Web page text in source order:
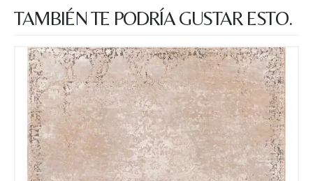
TAMBIÉN TE PODRÍA GUSTAR ESTO.
Nombre y apellido*
Teléfono
Correo electronico*
Tu mensaje.